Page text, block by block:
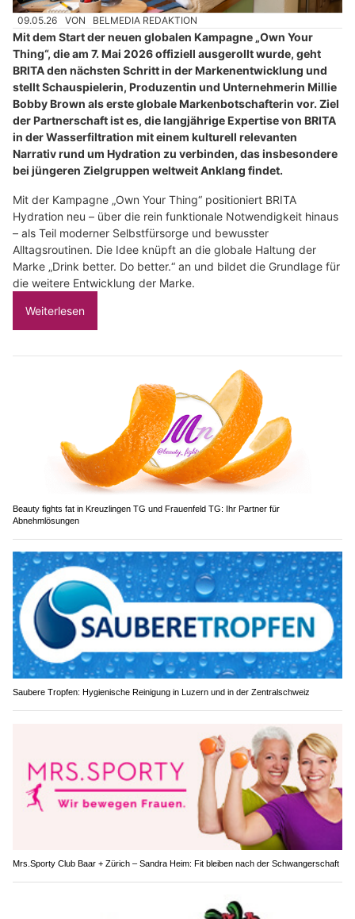
09.05.26 VON BELMEDIA REDAKTION
Mit dem Start der neuen globalen Kampagne „Own Your
Thing“, die am 7. Mai 2026 offiziell ausgerollt wurde, geht
BRITA den nächsten Schritt in der Markenentwicklung und
stellt Schauspielerin, Produzentin und Unternehmerin Millie
Bobby Brown als erste globale Markenbotschafterin vor. Ziel
der Partnerschaft ist es, die langjährige Expertise von BRITA
in der Wasserfiltration mit einem kulturell relevanten
Narrativ rund um Hydration zu verbinden, das insbesondere
bei jüngeren Zielgruppen weltweit Anklang findet.
Mit der Kampagne „Own Your Thing“ positioniert BRITA
Hydration neu – über die rein funktionale Notwendigkeit hinaus
– als Teil moderner Selbstfürsorge und bewusster
Alltagsroutinen. Die Idee knüpft an die globale Haltung der
Marke „Drink better. Do better.“ an und bildet die Grundlage für
die weitere Entwicklung der Marke.
Weiterlesen
Beauty fights fat in Kreuzlingen TG und Frauenfeld TG: Ihr Partner für
Abnehmlösungen
Saubere Tropfen: Hygienische Reinigung in Luzern und in der Zentralschweiz
Mrs.Sporty Club Baar + Zürich – Sandra Heim: Fit bleiben nach der Schwangerschaft